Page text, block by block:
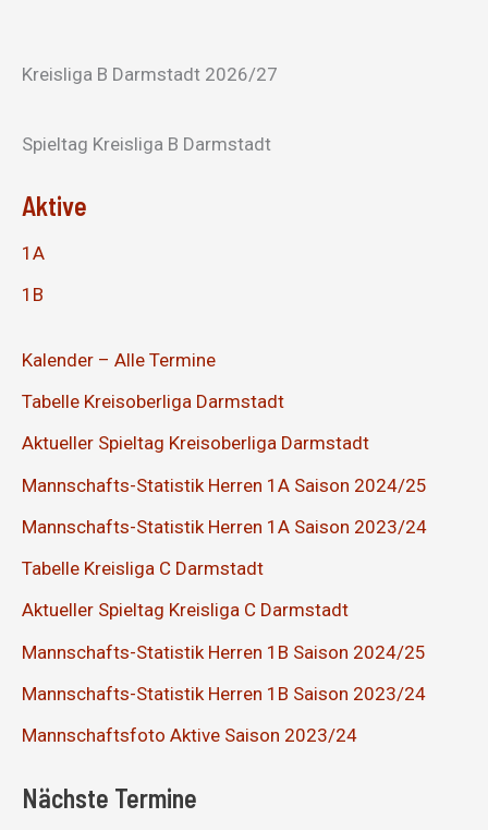
Kreisliga B Darmstadt 2026/27
Spieltag Kreisliga B Darmstadt
Aktive
1A
1B
Kalender – Alle Termine
Tabelle Kreisoberliga Darmstadt
Aktueller Spieltag Kreisoberliga Darmstadt
Mannschafts-Statistik Herren 1A Saison 2024/25
Mannschafts-Statistik Herren 1A Saison 2023/24
Tabelle Kreisliga C Darmstadt
Aktueller Spieltag Kreisliga C Darmstadt
Mannschafts-Statistik Herren 1B Saison 2024/25
Mannschafts-Statistik Herren 1B Saison 2023/24
Mannschaftsfoto Aktive Saison 2023/24
Nächste Termine